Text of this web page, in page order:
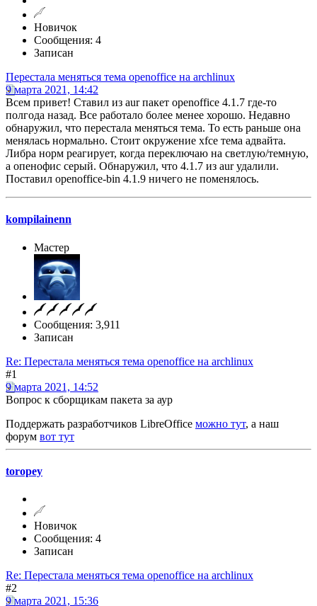
Новичок
Сообщения: 4
Записан
Перестала меняться тема openoffice на archlinux
9 марта 2021, 14:42
Всем привет! Ставил из aur пакет openoffice 4.1.7 где-то
полгода назад. Все работало более менее хорошо. Недавно
обнаружил, что перестала меняться тема. То есть раньше она
менялась нормально. Стоит окружение xfce тема адвайта.
Либра норм реагирует, когда переключаю на светлую/темную,
а опенофис серый. Обнаружил, что 4.1.7 из aur удалили.
Поставил openoffice-bin 4.1.9 ничего не поменялось.
kompilainenn
Мастер
Сообщения: 3,911
Записан
Re: Перестала меняться тема openoffice на archlinux
#1
9 марта 2021, 14:52
Вопрос к сборщикам пакета за аур
Поддержать разработчиков LibreOffice можно тут, а наш
форум вот тут
toropey
Новичок
Сообщения: 4
Записан
Re: Перестала меняться тема openoffice на archlinux
#2
9 марта 2021, 15:36